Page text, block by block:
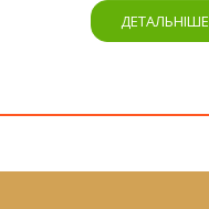
ДЕТАЛЬНІШЕ